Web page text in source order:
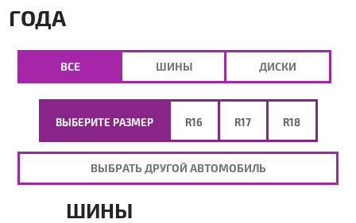
ГОДА
ВЫБЕРИТЕ РАЗМЕР R16 R17 R18
ВЫБРАТЬ ДРУГОЙ АВТОМОБИЛЬ
ВСЕ ШИНЫ ДИСКИ
ШИНЫ